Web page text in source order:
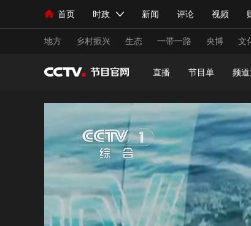
首页 时政 新闻 评论 视频
人民领袖习近平 联播+ 中国领导人 央视快评
直播 栏目大全 节目单 听音 微视
海外频道 iPanda English Монгол
地方 乡村振兴 生态 一带一路 央博 文
新闻 国内 国际 评论 经济 军
人民领袖习近平 联播+ 热解读 天天
小央视频 小央直播 直播中国
前线 快看 蓝海中国
直播 节目单 频